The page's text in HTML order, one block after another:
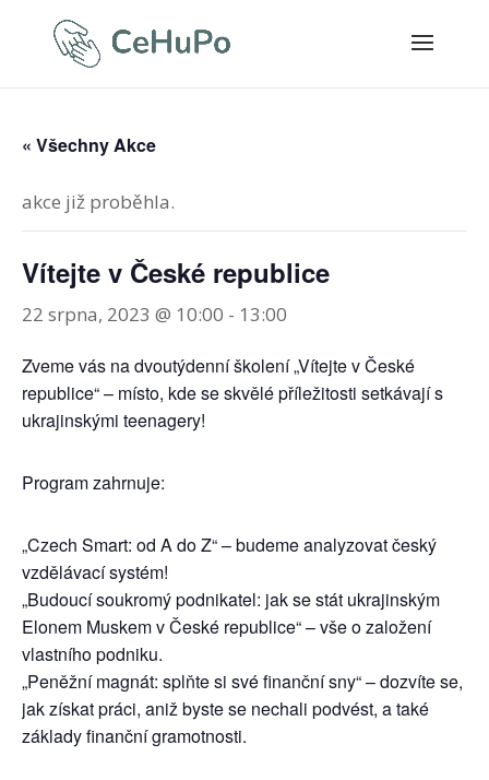
« Všechny Akce
akce již proběhla.
Vítejte v České republice
22 srpna, 2023 @ 10:00 - 13:00
Zveme vás na dvoutýdenní školení „Vítejte v České
republice“ – místo, kde se skvělé příležitosti setkávají s
ukrajinskými teenagery!
Program zahrnuje:
„Czech Smart: od A do Z“ – budeme analyzovat český
vzdělávací systém!
„Budoucí soukromý podnikatel: jak se stát ukrajinským
Elonem Muskem v České republice“ – vše o založení
vlastního podniku.
„Peněžní magnát: splňte si své finanční sny“ – dozvíte se,
jak získat práci, aniž byste se nechali podvést, a také
základy finanční gramotnosti.